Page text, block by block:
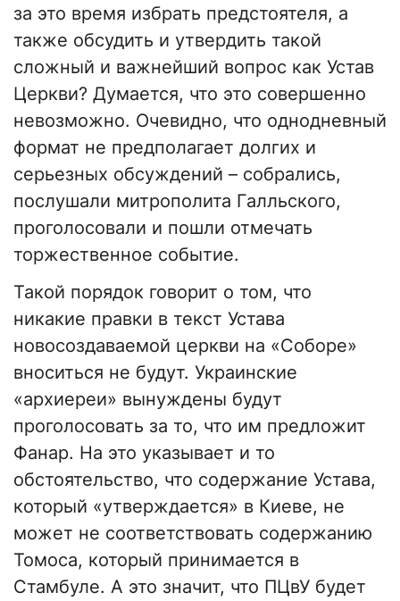
за это время избрать предстоятеля, а
также обсудить и утвердить такой
сложный и важнейший вопрос как Устав
Церкви? Думается, что это совершенно
невозможно. Очевидно, что однодневный
формат не предполагает долгих и
серьезных обсуждений – собрались,
послушали митрополита Галльского,
проголосовали и пошли отмечать
торжественное событие.
Такой порядок говорит о том, что
никакие правки в текст Устава
новосоздаваемой церкви на «Соборе»
вноситься не будут. Украинские
«архиереи» вынуждены будут
проголосовать за то, что им предложит
Фанар. На это указывает и то
обстоятельство, что содержание Устава,
который «утверждается» в Киеве, не
может не соответствовать содержанию
Томоса, который принимается в
Стамбуле. А это значит, что ПЦвУ будет